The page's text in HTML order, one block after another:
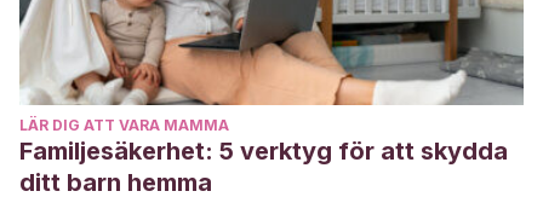
LÄR DIG ATT VARA MAMMA
Familjesäkerhet: 5 verktyg för att skydda
ditt barn hemma